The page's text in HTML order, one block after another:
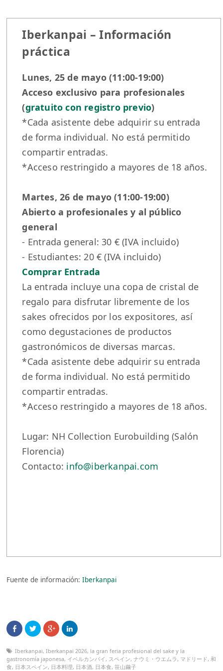
Iberkanpai – Información
práctica
Lunes, 25 de mayo (11:00-19:00)
Acceso exclusivo para profesionales
(gratuito con registro previo)
*Cada asistente debe adquirir su entrada
de forma individual. No está permitido
compartir entradas.
*Acceso restringido a mayores de 18 años.
Martes, 26 de mayo (11:00-19:00)
Abierto a profesionales y al público
general
- Entrada general: 30 € (IVA incluido)
- Estudiantes: 20 € (IVA incluido)
Comprar Entrada
La entrada incluye una copa de cristal de
regalo para disfrutar libremente de los
sakes ofrecidos por los expositores, así
como degustaciones de productos
gastronómicos de diversas marcas.
*Cada asistente debe adquirir su entrada
de forma individual. No está permitido
compartir entradas.
*Acceso restringido a mayores de 18 años.
Lugar: NH Collection Eurobuilding (Salón
Florencia)
Contacto: info@iberkanpai.com
Fuente de información:Iberkanpai
Iberkanpai,Iberkanpai 2026, la gran feria profesional del sake y la
gastronomía japonesa, イベルカンパイ , スペイン,ナウミ・ウエムラ , マドリード,和
食, 日本スペイン, 日本料理, 日本酒, 日本食,笹山繭子